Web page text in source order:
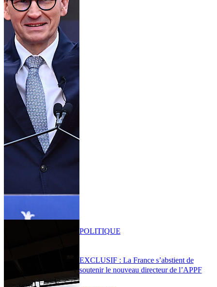
EXCLUSIF : La France s’abstient de
soutenir le nouveau directeur de l’APPF
POLITIQUE